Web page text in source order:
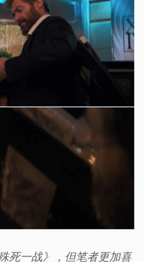
死一战》，但笔者更加喜